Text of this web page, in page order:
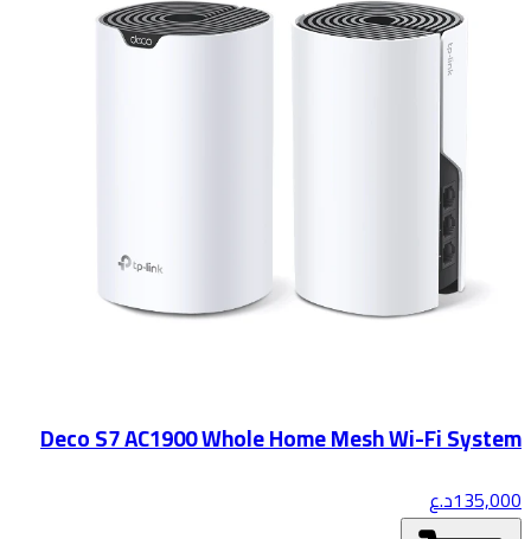
Deco S7 AC1900 Whole Home Mesh Wi-Fi System
135,000د.ع